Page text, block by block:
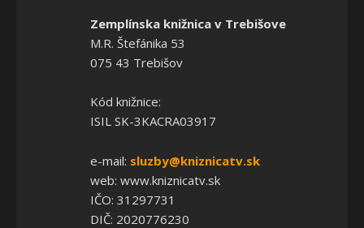
Zemplínska knižnica v Trebišove
M.R. Štefánika 53
075 43 Trebišov
Kód knižnice:
ISIL SK-3KACRA03917
e-mail: sluzby@kniznicatv.sk
web: www.kniznicatv.sk
IČO: 31297731
DIČ: 2020776230